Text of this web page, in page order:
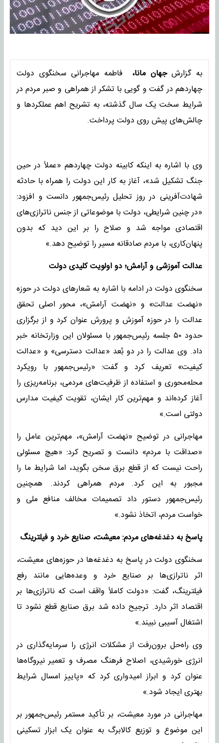
به گزارشجهان مانا، فاطمه مهاجرانی سخنگوی دولت
چهاردهم در گفت و گویی با تشکر از همراهی و صبر مردم در
شرایط سخت یک سال گذشته، به تشریح اهم عملکردها و
چالش‌های پیش روی دولت پرداخت.
وی با اشاره به اینکه کابینه دولت چهاردهم «عملاً در حین
جنگ تشکیل شد»، آغاز به کار این دولت را همراه با حادثه
شهادت‌آفرینی در روز تحلیل رئیس‌جمهور دانست و افزود:
«در چنین شرایطی، دولت با موضوعاتی از جنس ناترازی‌های
اقتصادی مواجه شد و صلاح را بر این دید که بدون
پنهان‌کاری، با مردم صادقانه مسیر را توضیح دهد.»
عدالت آموزشی و آرامش؛ دو اولویت کلیدی دولت
سخنگوی دولت در ادامه با اشاره به شعارهای دولت در حوزه
«نهضت عدالت» و «نهضت آرامش»، محور اصلی تحقق
عدالت را در حوزه آموزش و پرورش عنوان کرد و از برگزاری
حدود ۵۰ جلسه رئیس‌جمهور با مسئولان این وزارتخانه خبر
داد. وی عدالت را در دو بُعد «عدالت دسترسی» و «عدالت
کیفیت» تعریف کرد و گفت: «رئیس‌جمهور با رویکرد
محله‌محوری و استفاده از ظرفیت‌های مردمی، برنامه‌ریزی را
آغاز کرده‌اند و مهم‌ترین کار ایشان، تقویت کیفیت مدارس
دولتی است.»
مهاجرانی در توضیح «نهضت آرامش»، مهم‌ترین عامل را
«صداقت با مردم» دانست و تصریح کرد: «هیچ مسئولی
راحت نیست که از قطع برق سخن بگوید، اما شرایط ما را
مجبور به این کرد. مردم همراهی کردند. همچنین
رئیس‌جمهور دستور داد تصمیمات مخالف منافع ملی و
خواست مردم، اتخاذ نشود.»
پاسخ به دغدغه‌های مردم: معیشت، صنایع خرد و فیلترینگ
سخنگوی دولت در پاسخ به دغدغه‌ها در حوزه‌های معیشت،
اثر ناترازی‌ها بر صنایع خرد و وعده‌هایی مانند رفع
فیلترینگ، گفت: «دولت کاملاً واقف است که ناترازی‌ها بر
اقتصاد اثر دارد. ترجیح داده شد برق صنایع قطع نشود تا
اشتغال آسیبی نبیند.»
وی راه‌حل برون‌رفت از مشکلات انرژی را سرمایه‌گذاری در
انرژی خورشیدی، اصلاح فرهنگ مصرف و تعمیر نیروگاه‌ها
عنوان کرد و ابراز امیدواری کرد که «پاییز امسال شرایط
بهتری ایجاد شود.»
مهاجرانی در مورد معیشت، بر تأکید مستمر رئیس‌جمهور بر
این موضوع و توزیع کالابرگ به عنوان یک ابزار تسکینی